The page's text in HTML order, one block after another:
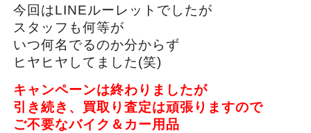
今回はLINEルーレットでしたが
スタッフも何等が
いつ何名でるのか分からず
ヒヤヒヤしてました(笑)
キャンペーンは終わりましたが
引き続き、買取り査定は頑張りますので
ご不要なバイク＆カー用品